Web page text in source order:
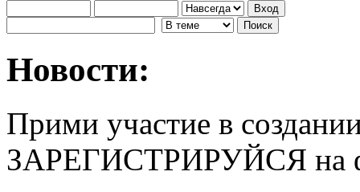
Новости:
Прими участие в
ЗАРЕГИСТРИРУЙСЯ на